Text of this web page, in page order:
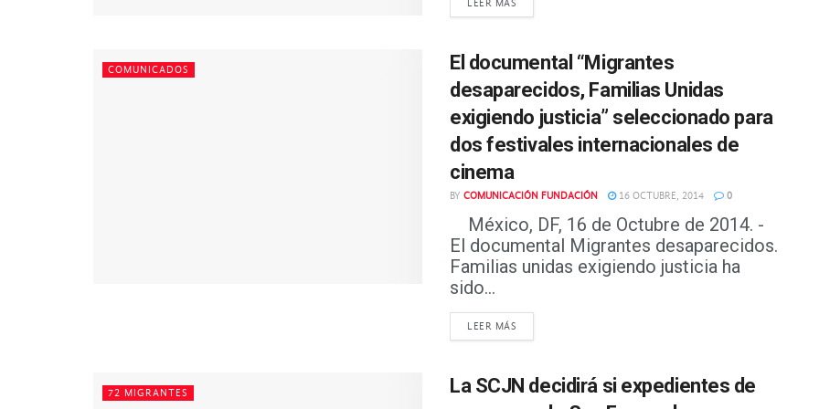
LEER MÁS
COMUNICADOS
El documental “Migrantes
desaparecidos, Familias Unidas
exigiendo justicia” seleccionado para
dos festivales internacionales de
cinema
BY COMUNICACIÓN FUNDACIÓN 16 OCTUBRE, 2014 0
México, DF, 16 de Octubre de 2014. -
El documental Migrantes desaparecidos.
Familias unidas exigiendo justicia ha
sido...
LEER MÁS
72 MIGRANTES
La SCJN decidirá si expedientes de